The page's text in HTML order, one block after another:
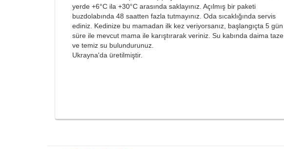
yerde +6°C ila +30°C arasında saklayınız. Açılmış bir paketi
buzdolabında 48 saatten fazla tutmayınız. Oda sıcaklığında servis
ediniz. Kedinize bu mamadan ilk kez veriyorsanız, başlangıçta 5 gün
süre ile mevcut mama ile karıştırarak veriniz. Su kabında daima taze
ve temiz su bulundurunuz.
Ukrayna'da üretilmiştir.